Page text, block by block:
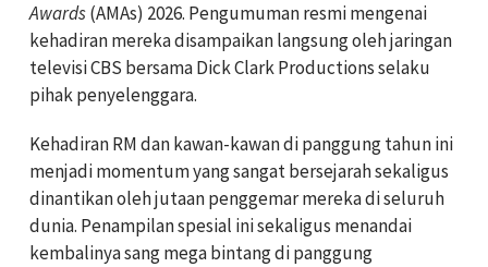
Awards(AMAs) 2026. Pengumuman resmi mengenai
kehadiran mereka disampaikan langsung oleh jaringan
televisi CBS bersama Dick Clark Productions selaku
pihak penyelenggara.
Kehadiran RM dan kawan-kawan di panggung tahun ini
menjadi momentum yang sangat bersejarah sekaligus
dinantikan oleh jutaan penggemar mereka di seluruh
dunia. Penampilan spesial ini sekaligus menandai
kembalinya sang mega bintang di panggung